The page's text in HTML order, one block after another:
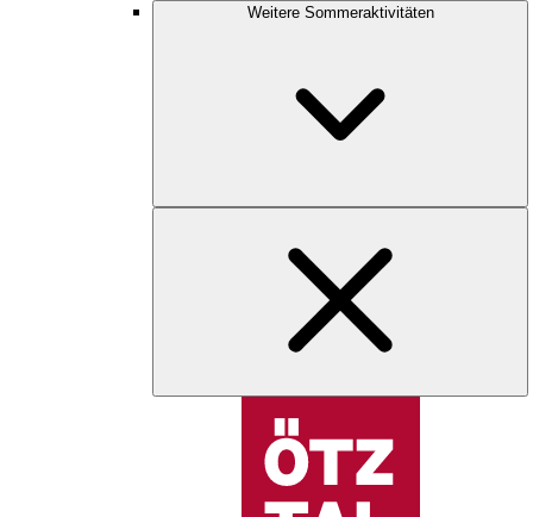
Weitere Sommeraktivitäten